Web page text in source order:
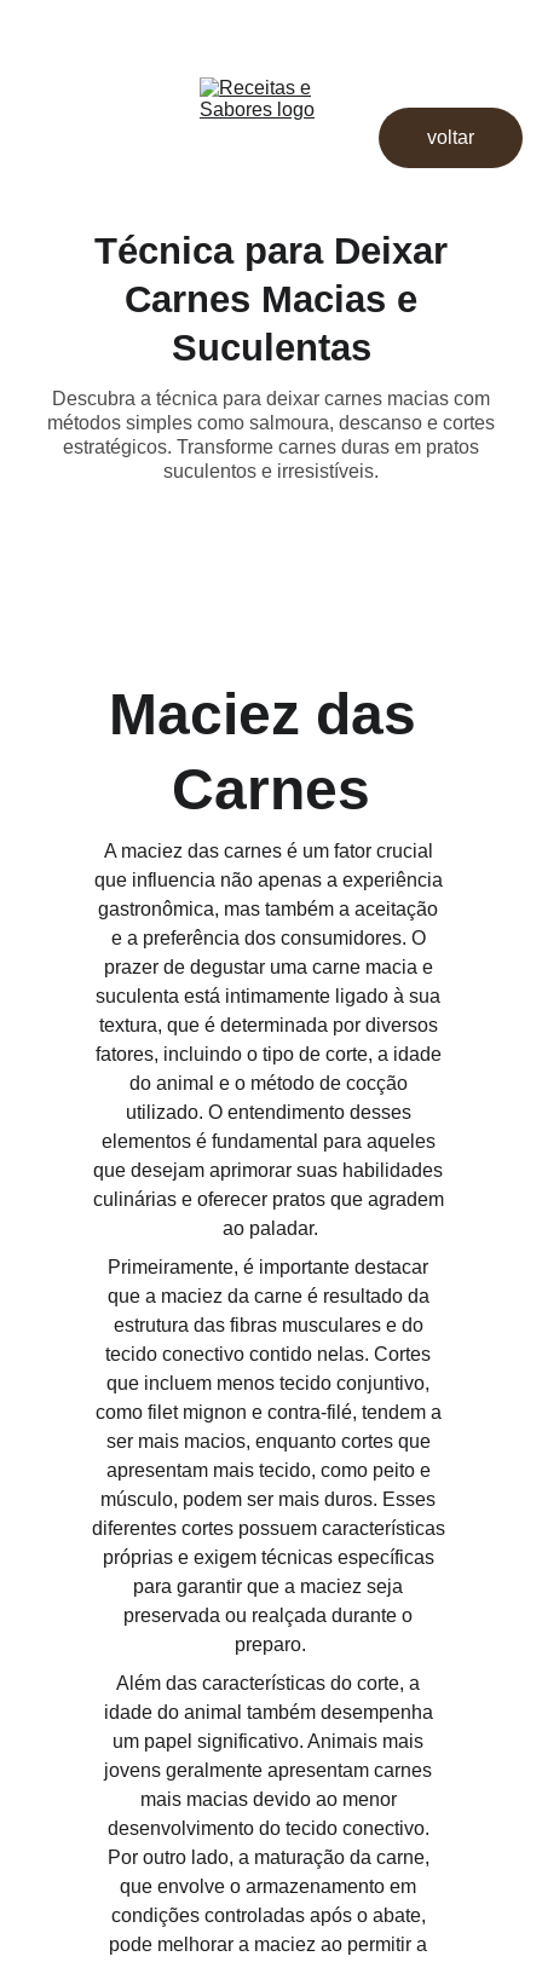
voltar
Técnica para Deixar
Carnes Macias e
Suculentas
Descubra a técnica para deixar carnes macias com
métodos simples como salmoura, descanso e cortes
estratégicos. Transforme carnes duras em pratos
suculentos e irresistíveis.
Maciez das
Carnes
A maciez das carnes é um fator crucial
que influencia não apenas a experiência
gastronômica, mas também a aceitação
e a preferência dos consumidores. O
prazer de degustar uma carne macia e
suculenta está intimamente ligado à sua
textura, que é determinada por diversos
fatores, incluindo o tipo de corte, a idade
do animal e o método de cocção
utilizado. O entendimento desses
elementos é fundamental para aqueles
que desejam aprimorar suas habilidades
culinárias e oferecer pratos que agradem
ao paladar.
Primeiramente, é importante destacar
que a maciez da carne é resultado da
estrutura das fibras musculares e do
tecido conectivo contido nelas. Cortes
que incluem menos tecido conjuntivo,
como filet mignon e contra-filé, tendem a
ser mais macios, enquanto cortes que
apresentam mais tecido, como peito e
músculo, podem ser mais duros. Esses
diferentes cortes possuem características
próprias e exigem técnicas específicas
para garantir que a maciez seja
preservada ou realçada durante o
preparo.
Além das características do corte, a
idade do animal também desempenha
um papel significativo. Animais mais
jovens geralmente apresentam carnes
mais macias devido ao menor
desenvolvimento do tecido conectivo.
Por outro lado, a maturação da carne,
que envolve o armazenamento em
condições controladas após o abate,
pode melhorar a maciez ao permitir a